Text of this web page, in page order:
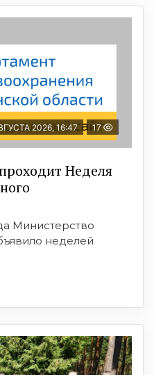
2026, 16:47 17
Неделя
Министерство
неделей